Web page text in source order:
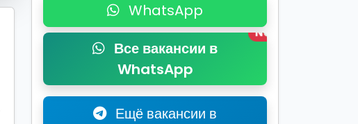
WhatsApp
Все вакансии в
WhatsApp
New
Ещё вакансии в